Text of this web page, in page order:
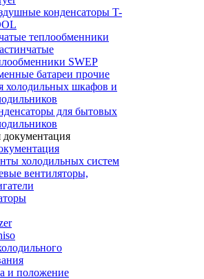
конденсаторы T-
теплообменники
SWEP
батареи прочие
холодильных шкафов и
для бытовых
холодильных систем
вентиляторы,
и положение